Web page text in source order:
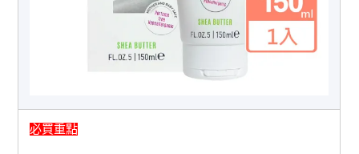
必買重點